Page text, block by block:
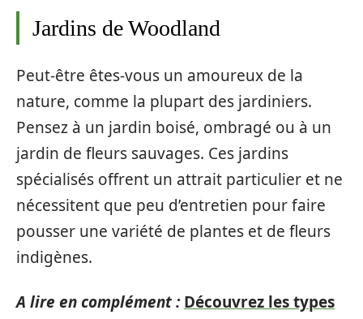
Jardins de Woodland
Peut-être êtes-vous un amoureux de la
nature, comme la plupart des jardiniers.
Pensez à un jardin boisé, ombragé ou à un
jardin de fleurs sauvages. Ces jardins
spécialisés offrent un attrait particulier et ne
nécessitent que peu d’entretien pour faire
pousser une variété de plantes et de fleurs
indigènes.
A lire en complément : Découvrez les types